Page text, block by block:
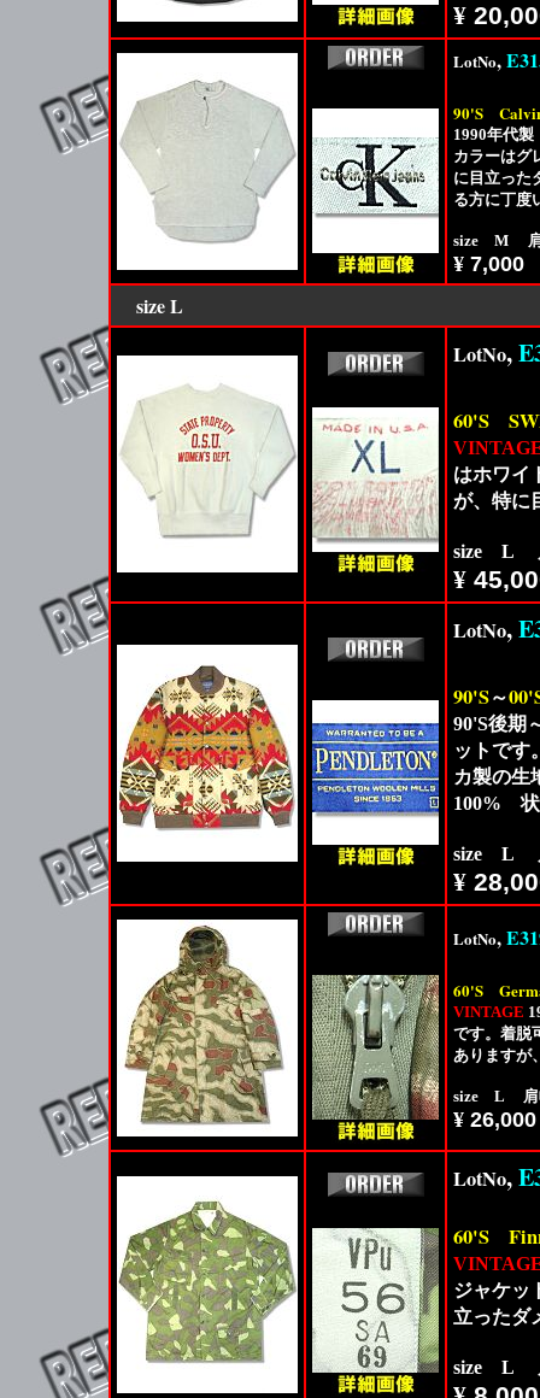
¥
LotNo,
90'S
1990年代
カラーはグ
に目立った
る方に丁度
size M 肩
¥ 7,000
sizeL
LotNo,
60'S
はホワイ
が、特に
size L 肩
¥
LotNo,
90'S～
90'S後期
ットです
カ製の生
100% 状
size L 肩
¥
LotNo,
60'S
VINTAGE
です。着脱
ありますが
size L 肩
¥ 26,000
LotNo,
60'S
ジャケッ
立ったダ
size L 肩